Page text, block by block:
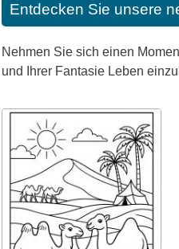
Entdecken Sie unsere
Nehmen Sie sich einen
und Ihrer Fantasie Leben